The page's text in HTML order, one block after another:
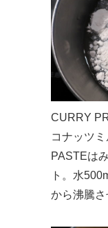
CURRY
コナッツ
PASTEは
ト。水
から沸騰さ